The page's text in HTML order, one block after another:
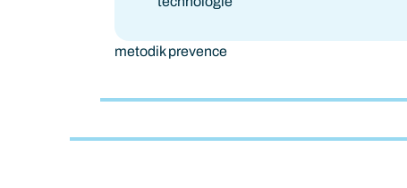
metodik prevence